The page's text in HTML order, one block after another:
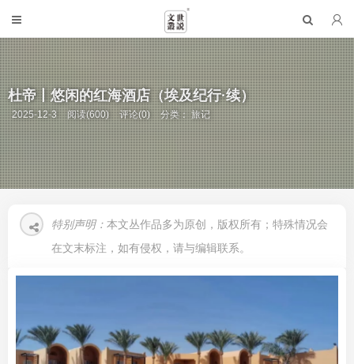
杜帝丨悠闲的红海酒店（埃及纪行·续）
2025-12-3 阅读(600) 评论(0) 分类：旅记
特别声明： 本文丛作品多为原创，版权所有；特殊情况会
在文末标注，如有侵权，请与编辑联系。